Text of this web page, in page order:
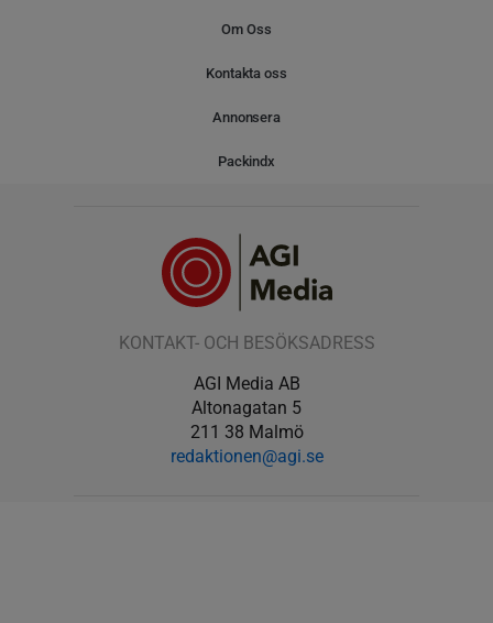
Om Oss
Kontakta oss
Annonsera
Packindx
KONTAKT- OCH BESÖKSADRESS
AGI Media AB
Altonagatan 5
211 38 Malmö
redaktionen@agi.se